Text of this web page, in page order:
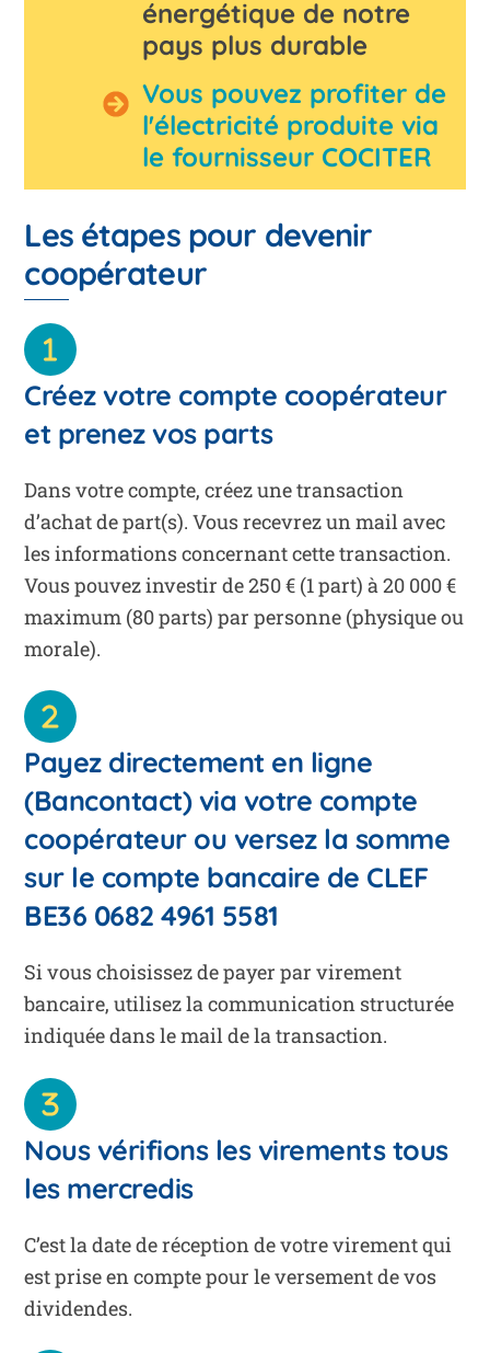
énergétique de notre
pays plus durable
Vous pouvez profiter de
l'électricité produite via
le fournisseur COCITER
Les étapes pour devenir
coopérateur
Créez votre compte coopérateur
et prenez vos parts
Dans votre compte, créez une transaction
d’achat de part(s). Vous recevrez un mail avec
les informations concernant cette transaction.
Vous pouvez investir de 250 € (1 part) à 20 000 €
maximum (80 parts) par personne (physique ou
morale).
Payez directement en ligne
(Bancontact) via votre compte
coopérateur ou versez la somme
sur le compte bancaire de CLEF
BE36 0682 4961 5581
Si vous choisissez de payer par virement
bancaire, utilisez la communication structurée
indiquée dans le mail de la transaction.
Nous vérifions les virements tous
les mercredis
C’est la date de réception de votre virement qui
est prise en compte pour le versement de vos
dividendes.